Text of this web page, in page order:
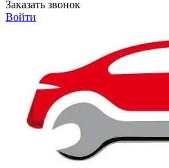
Заказать звонок
Войти